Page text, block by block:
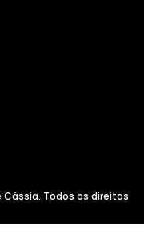
Todos os direitos